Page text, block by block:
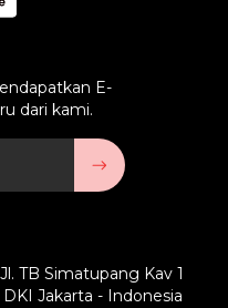
santunan
E-
dari kami.
TB Simatupang Kav 1
DKI Jakarta - Indonesia